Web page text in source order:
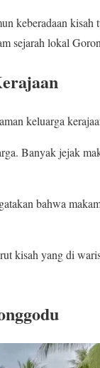
keberadaan kisah
sejarah lokal
keluarga
Banyak jejak
bahwa
kisah yang di